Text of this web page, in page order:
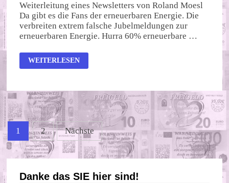
Weiterleitung eines Newsletters von Roland Moesl
Da gibt es die Fans der erneuerbaren Energie. Die
verbreiten extrem falsche Jubelmeldungen zur
erneuerbaren Energie. Hurra 60% erneuerbare …
ZWISCHEN
DEN
FANS
UND
DIE
SKEPTIKER
WEITERLESEN
Seitennummerierung
der
Beiträge
1 2 Nächste
Danke das SIE hier sind!